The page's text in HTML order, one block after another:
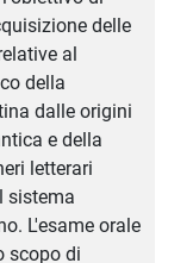
delle
al
della
dalle origini
e della
letterari
sistema
L'esame orale
scopo di